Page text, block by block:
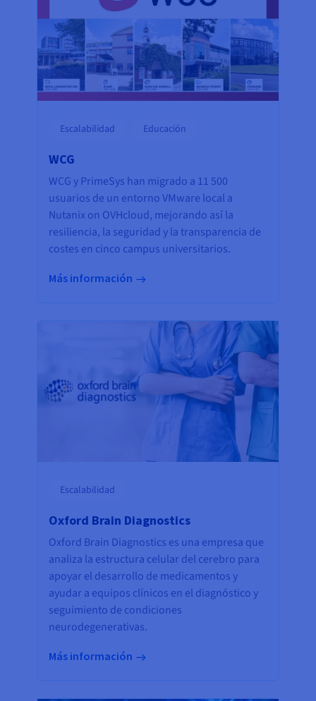
Escalabilidad Educación
WCG
WCG y PrimeSys han migrado a 11 500
usuarios de un entorno VMware local a
Nutanix on OVHcloud, mejorando así la
resiliencia, la seguridad y la transparencia de
costes en cinco campus universitarios.
Más información
Escalabilidad
Oxford Brain Diagnostics
Oxford Brain Diagnostics es una empresa que
analiza la estructura celular del cerebro para
apoyar el desarrollo de medicamentos y
ayudar a equipos clínicos en el diagnóstico y
seguimiento de condiciones
neurodegenerativas.
Más información